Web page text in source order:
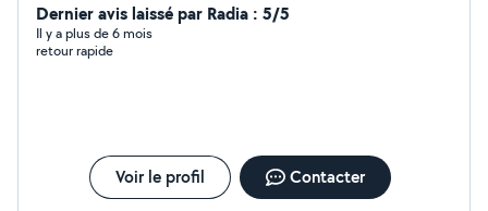
Dernier avis laissé par Radia : 5/5
Il y a plus de 6 mois
retour rapide
Voir le profil Contacter